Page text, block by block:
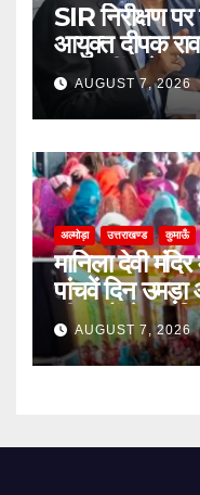
SIR निरीक्षण
आयुक्त दीपक
नाम नहीं कटेगा,
AUGUST 7, 2026
अल्मोड़ा उत्तराखण्ड कुमाऊँ
मानिला देवी
पांचवें दिन
लीलाओं से
AUGUST 7, 2026